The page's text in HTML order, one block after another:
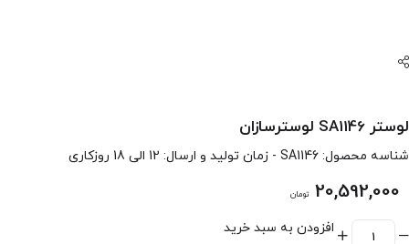
لوستر SA1146 لوسترسازان
شناسه محصول: SA1146 - زمان تولید و ارسال: 12 الی 18 روزکاری
20,592,000 تومان
افزودن به سبد خرید